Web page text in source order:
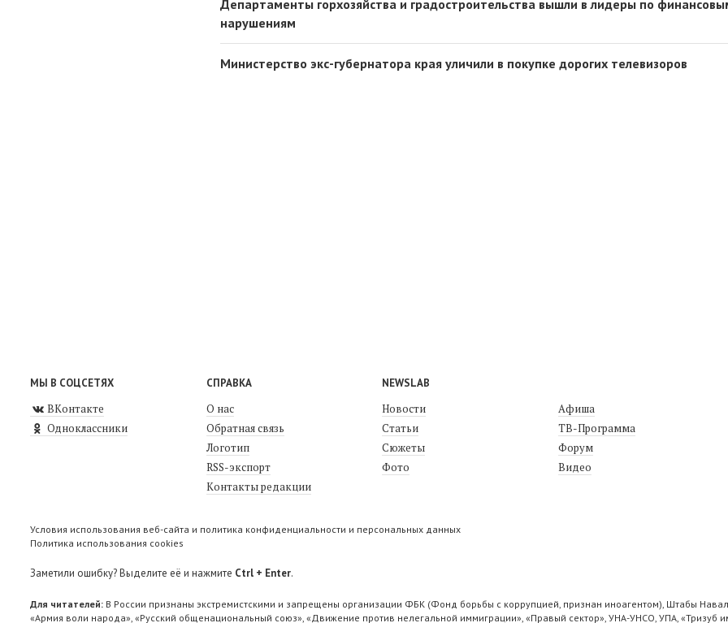
Департаменты горхозяйства и градостроительства вышли в лидеры по
нарушениям
Министерство экс-губернатора края уличили в покупке дорогих телевизоров
МЫ В СОЦСЕТЯХ
ВКонтакте
Одноклассники
СПРАВКА
О нас
Обратная связь
Логотип
RSS-экспорт
Контакты редакции
NEWSLAB
Новости
Статьи
Сюжеты
Фото
Афиша
ТВ-Программа
Форум
Видео
Условия использования веб-сайта и политика конфиденциальности и персональных данных
Политика использования cookies
Заметили ошибку? Выделите её и нажмите Ctrl + Enter.
Для читателей: В России признаны экстремистскими и запрещены организации ФБК (Фонд борьбы с коррупцией, признан иноагентом), Штабы
«Армия воли народа», «Русский общенациональный союз», «Движение против нелегальной иммиграции», «Правый сектор», УНА-УНСО, УПА, «Тризуб